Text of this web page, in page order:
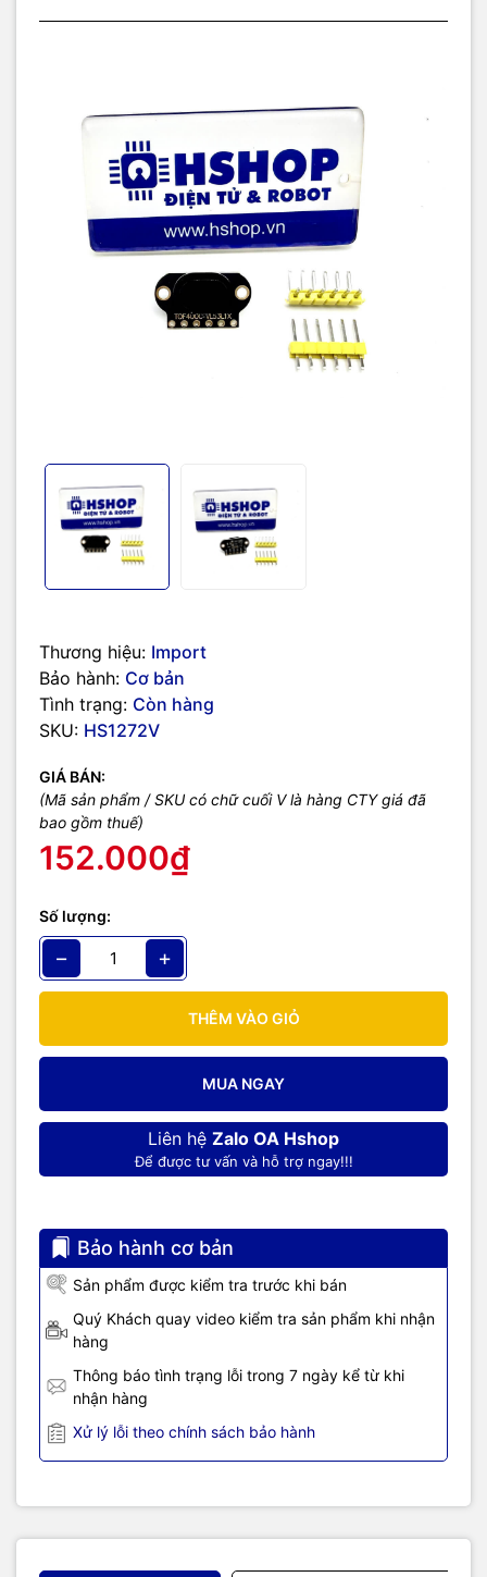
Thương hiệu: Import
Bảo hành: Cơ bản
Tình trạng: Còn hàng
SKU: HS1272V
GIÁ BÁN:
(Mã sản phẩm / SKU có chữ cuối V là hàng CTY giá đã
bao gồm thuế)
152.000₫
Số lượng:
− +
THÊM VÀO GIỎ
MUA NGAY
Liên hệ Zalo OA Hshop
Để được tư vấn và hỗ trợ ngay!!!
Bảo hành cơ bản
Sản phẩm được kiểm tra trước khi bán
Quý Khách quay video kiểm tra sản phẩm khi nhận
hàng
Thông báo tình trạng lỗi trong 7 ngày kể từ khi
nhận hàng
Xử lý lỗi theo chính sách bảo hành
Độ phân giải khoảng cách: 1mm
Bước sóng laser: 940 nm
Góc nhìn (FoV): ~27°
Chuẩn giao tiếp: I2C
Mức tín hiệu giao tiếp: TTL 3.3VDC
Điện áp hoạt động: 3.3~5.0VDC
Dòng tiêu thụ:
Chế độ nghỉ: khoảng 6µA
Kích thước module: 20 x 12 mm
Khoảng cách chân header: 2.54 mm